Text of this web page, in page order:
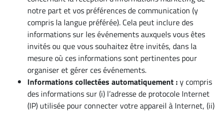
notre part et vos préférences de communication (y
compris la langue préférée). Cela peut inclure des
informations sur les événements auxquels vous êtes
invités ou que vous souhaitez être invités, dans la
mesure où ces informations sont pertinentes pour
organiser et gérer ces événements.
Informations collectées automatiquement :y compris
des informations sur (i) l’adresse de protocole Internet
(IP) utilisée pour connecter votre appareil à Internet, (ii)